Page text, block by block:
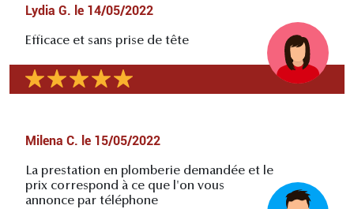
Lydia G. le 14/05/2022
Efficace et sans prise de tête
Milena C. le 15/05/2022
La prestation en plomberie demandée et le
prix correspond à ce que l'on vous
annonce par téléphone